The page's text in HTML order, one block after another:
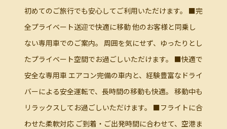
初めてのご旅行でも安心してご利用いただけます。 ■完
全プライベート送迎で快適に移動 他のお客様と同乗し
ない専用車でのご案内。 周囲を気にせず、ゆったりとし
たプライベート空間でお過ごしいただけます。 ■快適で
安全な専用車 エアコン完備の車内と、経験豊富なドライ
バーによる安全運転で、長時間の移動も快適。 移動中も
リラックスしてお過ごしいただけます。 ■フライトに合
わせた柔軟対応 ご到着・ご出発時間に合わせて、空港ま